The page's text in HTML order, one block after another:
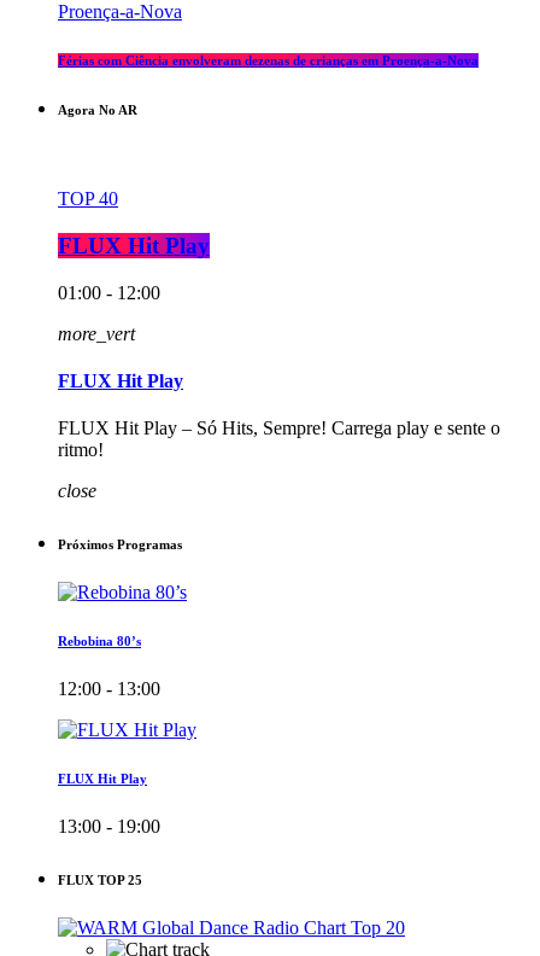
Férias com Ciência envolveram dezenas de crianças em Proença-a-Nova
Agora No AR
TOP 40
FLUX Hit Play
01:00 - 12:00
more_vert
FLUX Hit Play
FLUX Hit Play – Só Hits, Sempre! Carrega play e sente o
ritmo!
close
Próximos Programas
Rebobina 80’s
12:00 - 13:00
FLUX Hit Play
13:00 - 19:00
FLUX TOP 25